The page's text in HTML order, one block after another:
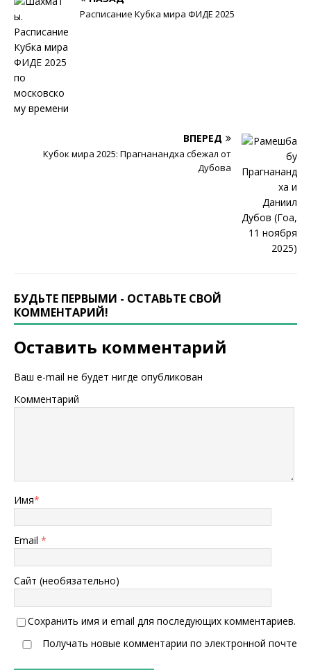
Расписание Кубка мира ФИДЕ 2025
ВПЕРЕД
Кубок мира 2025: Прагнанандха сбежал от
Дубова
БУДЬТЕ ПЕРВЫМИ - ОСТАВЬТЕ СВОЙ
КОММЕНТАРИЙ!
Оставить комментарий
Ваш e-mail не будет нигде опубликован
Комментарий
Имя*
Email *
Сайт (необязательно)
Сохранить имя и email для последующих комментариев.
Получать новые комментарии по электронной почте